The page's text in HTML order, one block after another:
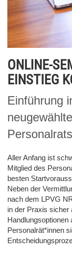
ONLINE-
EINSTIEG
Einführung
Personalrats
Aller Anfang ist
Mitglied des
besten
Neben der
nach dem LPVG
in der Praxis sicher
Personalrät*innen